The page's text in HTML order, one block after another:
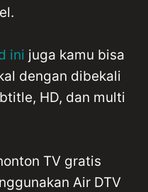
ini juga kamu bisa
dengan dibekali
HD, dan multi
TV gratis
Air DTV